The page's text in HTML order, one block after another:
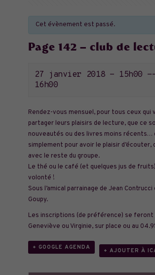
Cet évènement est passé.
Page 142 – club de
27 janvier 2018 - 15h00
16h00
Rendez-vous mensuel, pour tous ceux qui
partager leurs plaisirs de lecture, que ce
nouveautés ou des livres moins récents…
simplement pour avoir le plaisir d’écouter,
avec le reste du groupe.
Le thé ou le café (et quelques jus de
volonté !
Sous l’amical parrainage de Jean
Goupy.
Les inscriptions (de préférence) se feront
Geneviève ou Virginie, sur place ou au
+ GOOGLE AGENDA
+ AJOUTER À